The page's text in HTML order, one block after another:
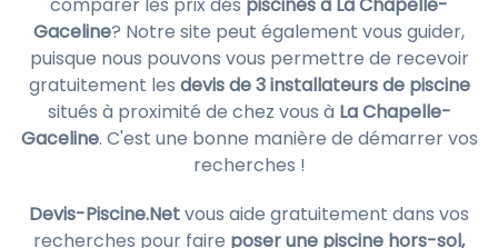
Gaceline? Notre site peut également vous guider,
puisque nous pouvons vous permettre de recevoir
gratuitement les devis de 3 installateurs de piscine
situés à proximité de chez vous à La Chapelle-
Gaceline. C'est une bonne manière de démarrer vos
recherches !
Devis-Piscine.Netvous aide gratuitement dans vos
recherches pour faire poser une piscine hors-sol,